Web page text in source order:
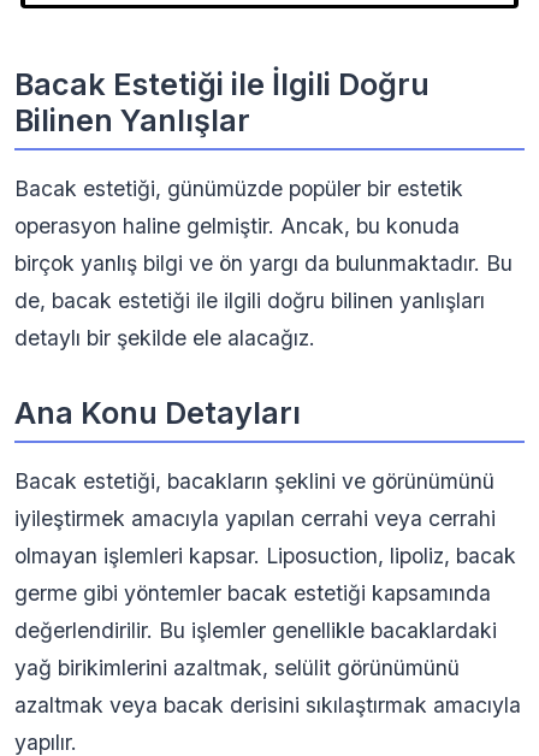
Bacak Estetiği ile İlgili Doğru
Bilinen Yanlışlar
Bacak estetiği, günümüzde popüler bir estetik
operasyon haline gelmiştir. Ancak, bu konuda
birçok yanlış bilgi ve ön yargı da bulunmaktadır. Bu
de, bacak estetiği ile ilgili doğru bilinen yanlışları
detaylı bir şekilde ele alacağız.
Ana Konu Detayları
Bacak estetiği, bacakların şeklini ve görünümünü
iyileştirmek amacıyla yapılan cerrahi veya cerrahi
olmayan işlemleri kapsar. Liposuction, lipoliz, bacak
germe gibi yöntemler bacak estetiği kapsamında
değerlendirilir. Bu işlemler genellikle bacaklardaki
yağ birikimlerini azaltmak, selülit görünümünü
azaltmak veya bacak derisini sıkılaştırmak amacıyla
yapılır.